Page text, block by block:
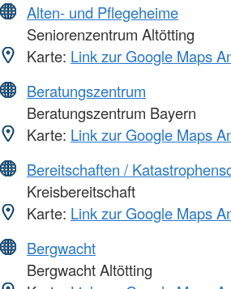
Alten- und Pflegeheime
Seniorenzentrum Altötting
Karte: Link zur Google Maps
Beratungszentrum
Beratungszentrum Bayern
Karte: Link zur Google Maps
Bereitschaften /
Kreisbereitschaft
Karte: Link zur Google Maps
Bergwacht
Bergwacht Altötting